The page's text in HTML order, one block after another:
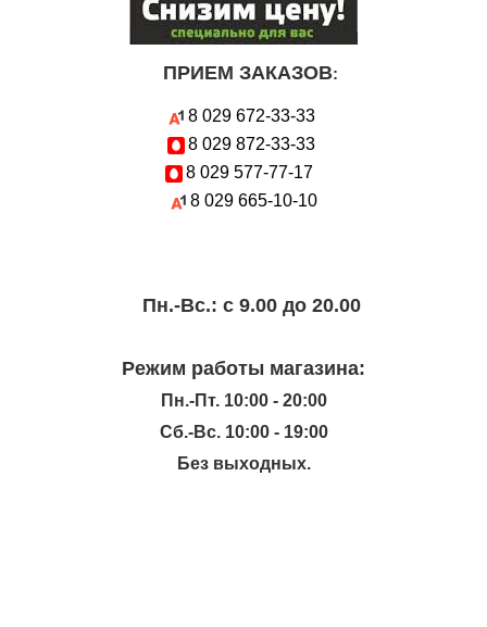
ПРИЕМ ЗАКАЗОВ:
8 029 672-33-33
8 029 872-33-33
8 029 577-77-17
8 029 665-10-10
Пн.-Вc.: с 9.00 до 20.00
Режим работы магазина:
Пн.-Пт. 10:00 - 20:00
Сб.-Вс. 10:00 - 19:00
Без выходных.